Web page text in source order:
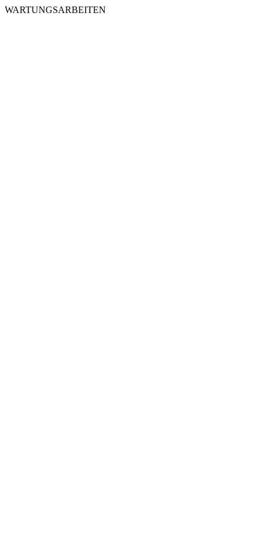
WARTUNGSARBEITEN